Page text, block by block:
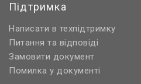
Підтримка
Написати в техпідтримку
Питання та відповіді
Замовити документ
Помилка у документі